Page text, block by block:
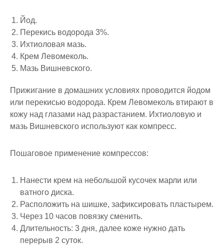
Йод.
Перекись водорода 3%.
Ихтиоловая мазь.
Крем Левомеколь.
Мазь Вишневского.
Прижигание в домашних условиях проводится йодом
или перекисью водорода. Крем Левомеколь втирают в
кожу над глазами над разрастанием. Ихтиоловую и
мазь Вишневского используют как компресс.
Пошаговое применение компрессов:
Нанести крем на небольшой кусочек марли или
ватного диска.
Расположить на шишке, зафиксировать пластырем.
Через 10 часов повязку сменить.
Длительность: 3 дня, далее коже нужно дать
перерыв 2 суток.